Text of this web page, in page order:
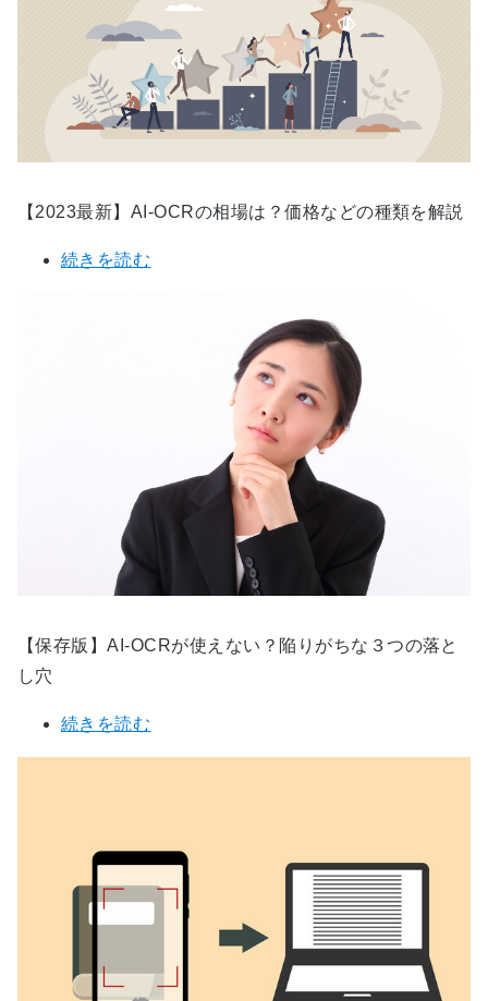
【2023最新】AI-OCRの相場は？価格などの種類を解説
続きを読む
【保存版】AI-OCRが使えない？陥りがちな３つの落と
し穴
続きを読む